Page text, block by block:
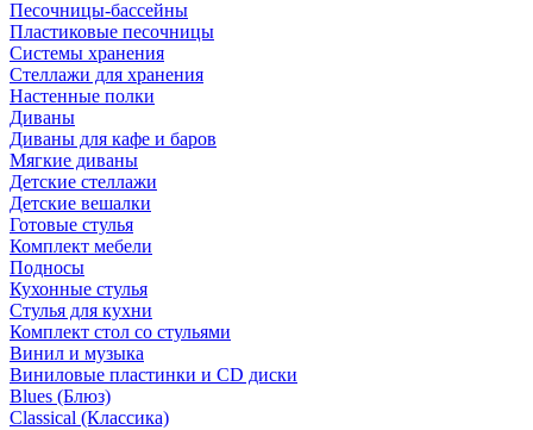
Песочницы-бассейны
Пластиковые песочницы
Системы хранения
Стеллажи для хранения
Настенные полки
Диваны
Диваны для кафе и баров
Мягкие диваны
Детские стеллажи
Детские вешалки
Готовые стулья
Комплект мебели
Подносы
Кухонные стулья
Стулья для кухни
Комплект стол со стульями
Винил и музыка
Виниловые пластинки и CD диски
Blues (Блюз)
Classical (Классика)